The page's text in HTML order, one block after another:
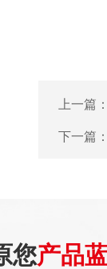
上一篇
下一篇
您产品